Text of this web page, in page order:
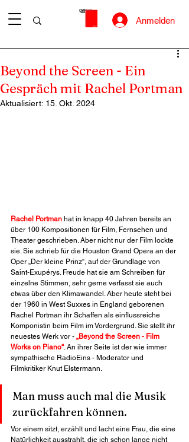
Anmelden
Beyond the Screen - Ein
Gespräch mit Rachel Portman
Aktualisiert: 15. Okt. 2024
Rachel Portman hat in knapp 40 Jahren bereits an
über 100 Kompositionen für Film, Fernsehen und
Theater geschrieben. Aber nicht nur der Film lockte
sie. Sie schrieb für die Houston Grand Opera an der
Oper „Der kleine Prinz“, auf der Grundlage von
Saint-Exupérys. Freude hat sie am Schreiben für
einzelne Stimmen, sehr gerne verfasst sie auch
etwas über den Klimawandel. Aber heute steht bei
der 1960 in West Suxxes in England geborenen
Rachel Portman ihr Schaffen als einflussreiche
Komponistin beim Film im Vordergrund. Sie stellt ihr
neuestes Werk vor - „Beyond the Screen - Film
Works on Piano“. An ihrer Seite ist der wie immer
sympathische RadioEins - Moderator und
Filmkritiker Knut Elstermann.
Man muss auch mal die Musik
zurückfahren können.
Vor einem sitzt, erzählt und lacht eine Frau, die eine
Natürlichkeit ausstrahlt, die ich schon lange nicht